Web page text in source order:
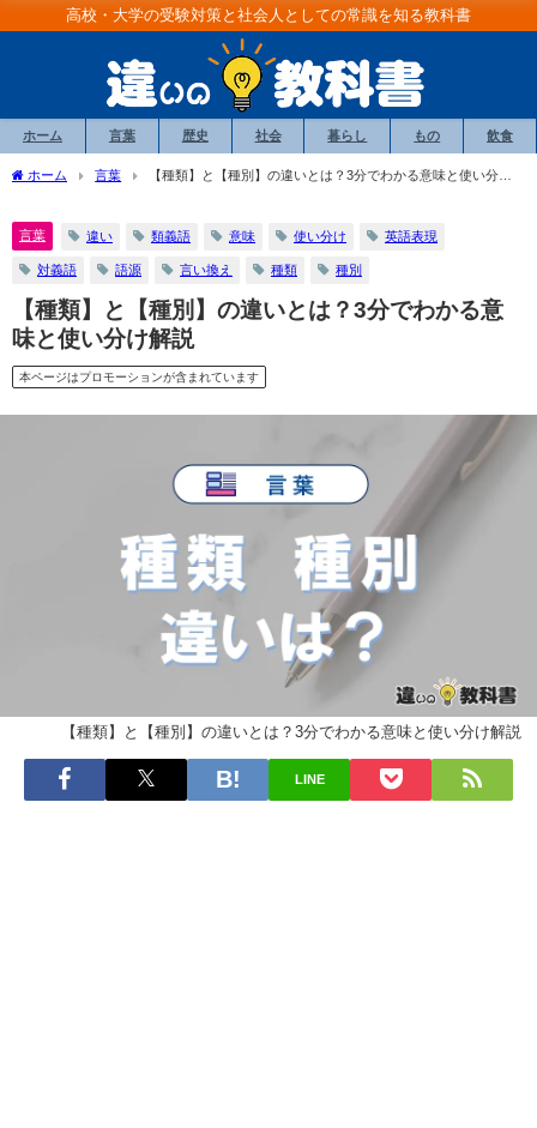
高校・大学の受験対策と社会人としての常識を知る教科書
ホーム 言葉 歴史 社会 暮らし もの 飲食
ホーム 言葉
【種類】と【種別】の違いとは？3分でわかる意味と使い分け
言葉 違い 類義語 意味 使い分け 英語表現
対義語 語源 言い換え 種類 種別
【種類】と【種別】の違いとは？3分でわかる意
味と使い分け解説
本ページはプロモーションが含まれています
【種類】と【種別】の違いとは？3分でわかる意味と使い分け解説
LINE